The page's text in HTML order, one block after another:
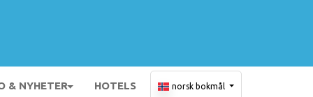
& NYHETER HOTELS norsk bokmål